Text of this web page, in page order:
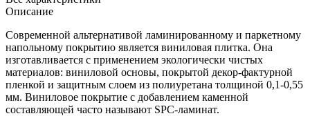
Описание
Современной альтернативой ламинированному и паркетному
напольному покрытию является виниловая плитка. Она
изготавливается с применением экологически чистых
материалов: виниловой основы, покрытой декор-фактурной
пленкой и защитным слоем из полиуретана толщиной 0,1-0,55
мм. Виниловое покрытие с добавлением каменной
составляющей часто называют SPC-ламинат.